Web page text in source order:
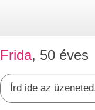
Frida, 50 éves